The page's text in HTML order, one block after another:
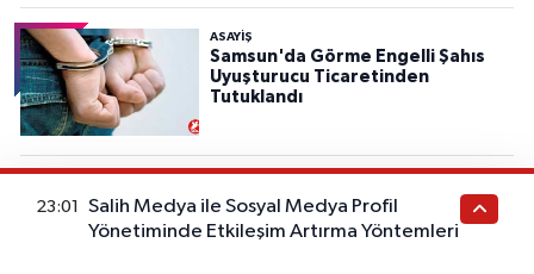
ASAYIŞ
Samsun'da Görme Engelli Şahıs
Uyuşturucu Ticaretinden
Tutuklandı
Arka Sokaklar'a 'Bozo' İsimli
Sürpriz Karakter Dahil Oluyor!
Büyük Değişim Başlıyor
23:01
Salih Medya ile Sosyal Medya Profil
Yönetiminde Etkileşim Artırma Yöntemleri